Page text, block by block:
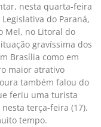
nesta quarta-feira
do Paraná,
Mel, no Litoral do
gravíssima dos
Brasília como em
maior atrativo
também falou do
feriu uma turista
terça-feira (17).
tempo.